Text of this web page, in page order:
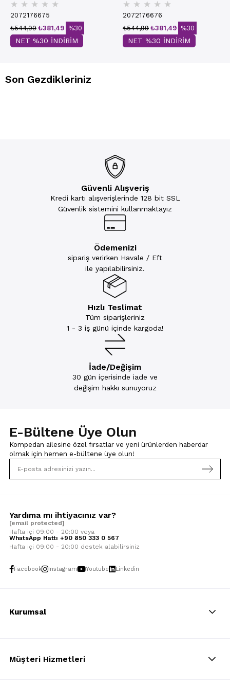
★ ★ ★ ★ ★
2072176675
₺381,49
₺544,99 %30
NET %30 İNDİRİM
★ ★ ★ ★ ★
2072176676
₺381,49
₺544,99 %30
NET %30 İNDİRİM
Son Gezdikleriniz
Güvenli Alışveriş
Kredi kartı alışverişlerinde 128 bit SSL
Güvenlik sistemini kullanmaktayız
Ödemenizi
sipariş verirken Havale / Eft
ile yapılabilirsiniz.
Hızlı Teslimat
Tüm siparişleriniz
1 - 3 iş günü içinde kargoda!
İade/Değişim
30 gün içerisinde iade ve
değişim hakkı sunuyoruz
E-Bültene Üye Olun
Kompedan ailesine özel fırsatlar ve yeni ürünlerden haberdar
olmak için hemen e-bültene üye olun!
Yardıma mı ihtiyacınız var?
[email protected]
Hafta içi 09:00 - 20:00 veya
WhatsApp Hattı +90 850 333 0 567
Hafta içi 09:00 - 20:00 destek alabilirsiniz
Facebook Instagram Youtube Linkedin
Kurumsal
Müşteri Hizmetleri